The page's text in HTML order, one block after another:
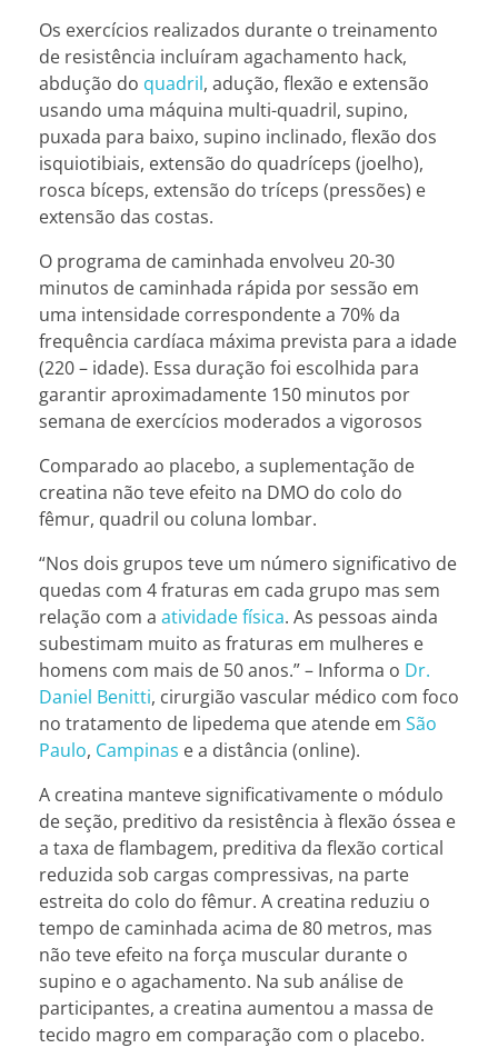
Os exercícios realizados durante o treinamento
de resistência incluíram agachamento hack,
abdução do quadril, adução, flexão e extensão
usando uma máquina multi-quadril, supino,
puxada para baixo, supino inclinado, flexão dos
isquiotibiais, extensão do quadríceps (joelho),
rosca bíceps, extensão do tríceps (pressões) e
extensão das costas.
O programa de caminhada envolveu 20-30
minutos de caminhada rápida por sessão em
uma intensidade correspondente a 70% da
frequência cardíaca máxima prevista para a idade
(220 – idade). Essa duração foi escolhida para
garantir aproximadamente 150 minutos por
semana de exercícios moderados a vigorosos
Comparado ao placebo, a suplementação de
creatina não teve efeito na DMO do colo do
fêmur, quadril ou coluna lombar.
“Nos dois grupos teve um número significativo de
quedas com 4 fraturas em cada grupo mas sem
relação com a atividade física. As pessoas ainda
subestimam muito as fraturas em mulheres e
homens com mais de 50 anos.” – Informa o Dr.
Daniel Benitti, cirurgião vascular médico com foco
no tratamento de lipedema que atende em São
Paulo, Campinas e a distância (online).
A creatina manteve significativamente o módulo
de seção, preditivo da resistência à flexão óssea e
a taxa de flambagem, preditiva da flexão cortical
reduzida sob cargas compressivas, na parte
estreita do colo do fêmur. A creatina reduziu o
tempo de caminhada acima de 80 metros, mas
não teve efeito na força muscular durante o
supino e o agachamento. Na sub análise de
participantes, a creatina aumentou a massa de
tecido magro em comparação com o placebo.